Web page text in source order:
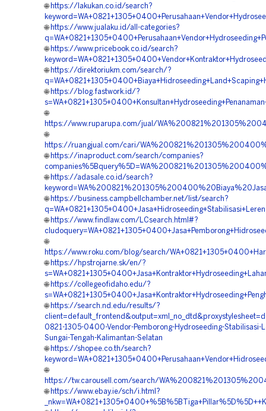
🌐 https://lakukan.co.id/search?
🌐 https://www.jualaku.id/all-categories?
🌐 https://www.pricebook.co.id/search?
🌐 https://direktoriukm.com/search/?
🌐 https://blog.fastwork.id/?
🌐
https://www.ruparupa.com/jual/
🌐
https://ruangjual.com/cari/
🌐 https://inaproduct.com/search/companies?
🌐 https://adasale.co.id/search?
🌐 https://business.campbellchamber.net/list/search?
🌐 https://www.findlaw.com/LCsearch.html#?
🌐
https://www.roku.com/blog/search/
🌐 https://hpstrojarne.sk/en/?
🌐 https://collegeofidaho.edu/?
🌐 https://search.nd.edu/results/?
0821-1305-0400-Vendor-Pemborong-Hydroseeding-Stabilisasi-
Sungai-Tengah-Kalimantan-Selatan
🌐 https://shopee.co.th/search?
🌐
https://tw.carousell.com/search/
🌐 https://www.ebay.ie/sch/i.html?